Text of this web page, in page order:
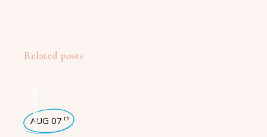
Related posts
瑜珈好物
AUG 07 th